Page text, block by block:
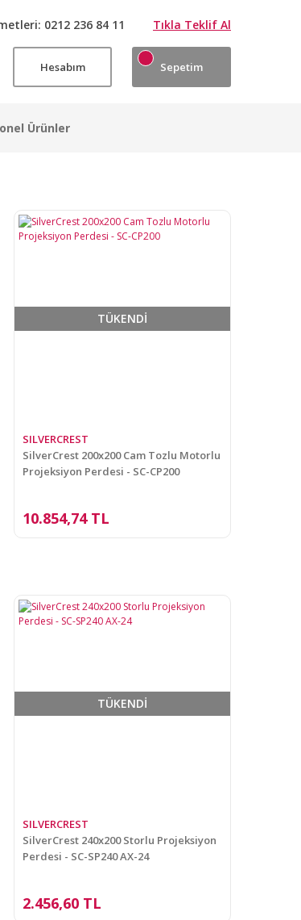
0212 236 84 11 Tıkla Teklif Al
Hesabım Sepetim
Ürünler
TÜKENDİ
SILVERCREST
SilverCrest 200x200 Cam Tozlu Motorlu
Projeksiyon Perdesi - SC-CP200
10.854,74 TL
TÜKENDİ
SILVERCREST
SilverCrest 240x200 Storlu Projeksiyon
Perdesi - SC-SP240 AX-24
2.456,60 TL